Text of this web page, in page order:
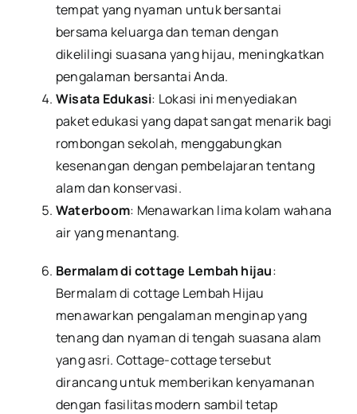
tempat yang nyaman untuk bersantai
bersama keluarga dan teman dengan
dikelilingi suasana yang hijau, meningkatkan
pengalaman bersantai Anda.
Wisata Edukasi: Lokasi ini menyediakan
paket edukasi yang dapat sangat menarik bagi
rombongan sekolah, menggabungkan
kesenangan dengan pembelajaran tentang
alam dan konservasi.
Waterboom: Menawarkan lima kolam wahana
air yang menantang.
Bermalam di cottage Lembah hijau:
Bermalam di cottage Lembah Hijau
menawarkan pengalaman menginap yang
tenang dan nyaman di tengah suasana alam
yang asri. Cottage-cottage tersebut
dirancang untuk memberikan kenyamanan
dengan fasilitas modern sambil tetap